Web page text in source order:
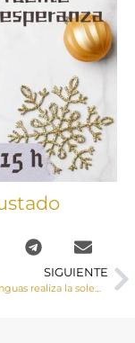
SIGUIENTE